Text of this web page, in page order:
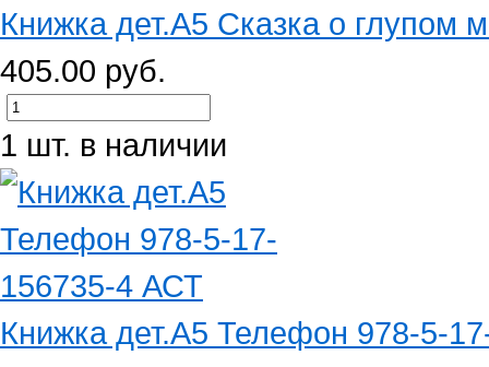
Книжка дет.А5 Сказка о глупом
405.00 руб.
1 шт. в наличии
Книжка дет.А5 Телефон 978-5-